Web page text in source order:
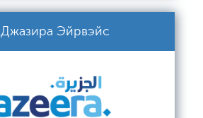
Джазира Эйрвэйс